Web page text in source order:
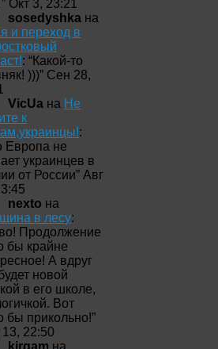
” Окт 3, 23:21
sosedyshka на
и переход в
: “Какой-то
)))” Сен 28,
VicUa на Не
к
:
Европа не
украинцев в
от России” Авг
nexto на
в лесу:
Продолжение
бы крайне
А вдруг
новой
в его школе,
Вот
бы прикольно!”
22:50
kirgam на